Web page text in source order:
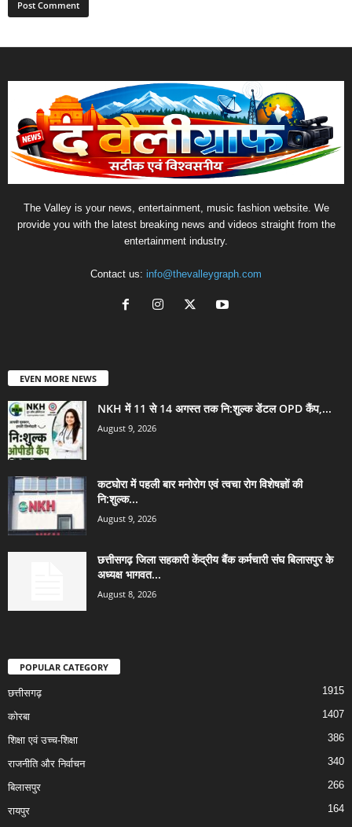
The Valley is your news, entertainment, music fashion website. We
provide you with the latest breaking news and videos straight from the
entertainment industry.
Contact us: info@thevalleygraph.com
EVEN MORE NEWS
NKH में 11 से 14 अगस्त तक नि:शुल्क डेंटल OPD कैंप,...
August 9, 2026
कटघोरा में पहली बार मनोरोग एवं त्वचा रोग विशेषज्ञों की
नि:शुल्क...
August 9, 2026
छत्तीसगढ़ जिला सहकारी केंद्रीय बैंक कर्मचारी संघ बिलासपुर के
अध्यक्ष भागवत...
August 8, 2026
POPULAR CATEGORY
छत्तीसगढ़ 1915
कोरबा 1407
शिक्षा एवं उच्च-शिक्षा 386
राजनीति और निर्वाचन 340
बिलासपुर 266
रायपुर
164